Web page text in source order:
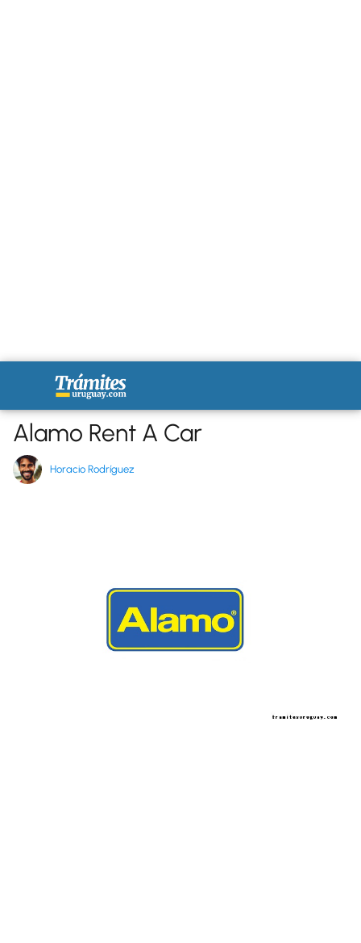
Alamo Rent A Car
Horacio Rodríguez